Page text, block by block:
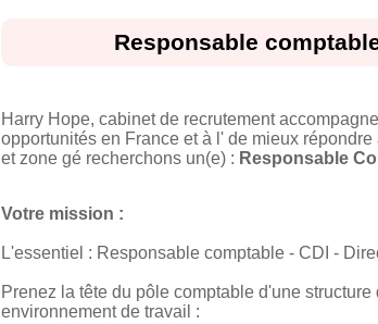
Responsable
Harry Hope, cabinet de recrutement
opportunités en France et à l' de mieux
et zone gé recherchons un(e) : Responsable
Votre mission :
L'essentiel : Responsable comptable - CDI -
Prenez la tête du pôle comptable d'une
environnement de travail :